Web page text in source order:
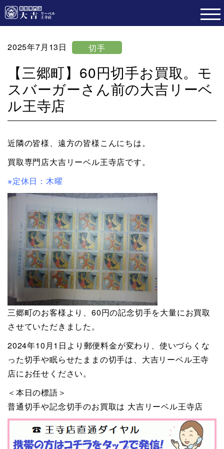
2025年7月13日 切手
【三郷町】60円切手お買取。モ
スバーガーさん前の大吉リーベ
ル王寺店
近隣の皆様、遠方の皆様こんにちは。
買取専門店大吉リーベル王寺店です。
※定休日：木曜
三郷町のお客様より、60円の記念切手を大量にお買取
させていただきました。
2024年10月1日より郵便料金が変わり、使いづらくな
った切手や眠らせたままの切手は、大吉リーベル王寺
店にお任せください。
＜本日の標語＞
普通切手や記念切手のお買取は 大吉リーベル王寺店